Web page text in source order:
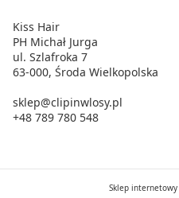
Kiss Hair
PH Michał Jurga
ul. Szlafroka 7
63-000, Środa Wielkopolska
sklep@clipinwlosy.pl
+48 789 780 548
Sklep internetowy